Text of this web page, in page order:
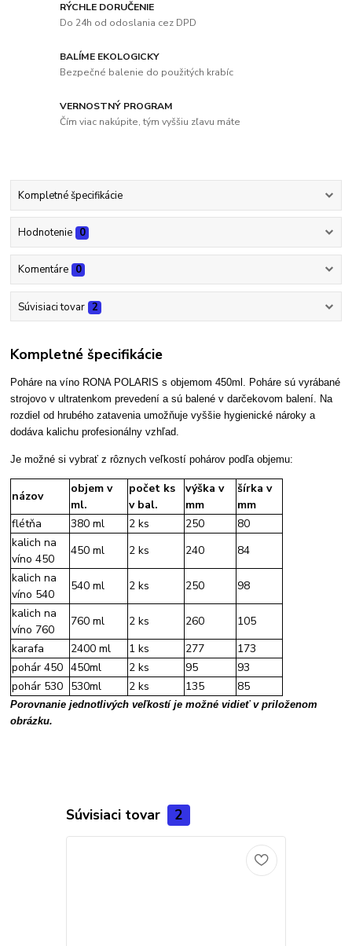
RÝCHLE DORUČENIE
Do 24h od odoslania cez DPD
BALÍME EKOLOGICKY
Bezpečné balenie do použitých krabíc
VERNOSTNÝ PROGRAM
Čím viac nakúpite, tým vyššiu zľavu máte
Kompletné špecifikácie
Hodnotenie 0
Komentáre 0
Súvisiaci tovar 2
Kompletné špecifikácie
Poháre na víno RONA POLARIS s objemom 450ml. Poháre sú vyrábané
strojovo v ultratenkom prevedení a sú balené v darčekovom balení. Na
rozdiel od hrubého zatavenia umožňuje vyššie hygienické nároky a
dodáva kalichu profesionálny vzhľad.
Je možné si vybrať z rôznych veľkostí pohárov podľa objemu:
názov
objem v
ml.
počet ks
v bal.
výška v
mm
šírka v
mm
flétňa
380 ml 2 ks 250
80
kalich na
víno 450
450 ml 2 ks 240
84
kalich na
víno 540
540 ml 2 ks 250
98
kalich na
víno 760
760 ml 2 ks 260
105
karafa
2400 ml 1 ks 277
173
pohár 450 450ml 2 ks 95
93
pohár 530 530ml 2 ks 135 85
Porovnanie jednotlivých veľkostí je možné vidieť v priloženom
obrázku.
Súvisiaci tovar 2